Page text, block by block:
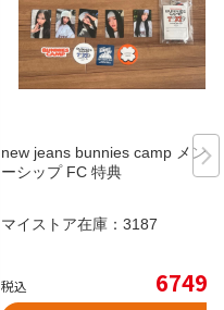
new jeans bunnies camp メンバ
ーシップ FC 特典
マイストア在庫： 3187
税込 6749